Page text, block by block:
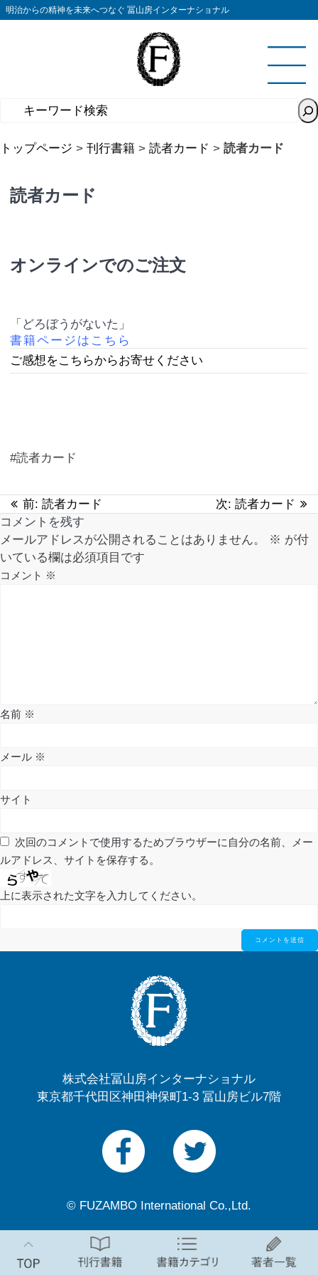
コ
テ
ン
ツ
ッ
明治からの精神を未来へつなぐ 冨山房インターナショナル
トップページ > 刊行書籍 > 読者カード > 読者カード
読者カード
オンラインでのご注文
「どろぼうがないた」
書籍ページはこちら
ご感想をこちらからお寄せください
#読者カード
投
稿
ョ
前: 過
去
の
投
稿:
読者カード 次: 次
投
読者カード
コメントを残す
メールアドレスが公開されることはありません。
※ が付
いている欄は必須項目です
コメント ※
名前 ※
メール ※
サイト
次回のコメントで使用するためブラウザーに自分の名前、メー
ルアドレス、サイトを保存する。
上に表示された文字を入力してください。
株式会社冨山房インターナショナル
東京都千代田区神田神保町1-3 冨山房ビル7階
© FUZAMBO International Co.,Ltd.